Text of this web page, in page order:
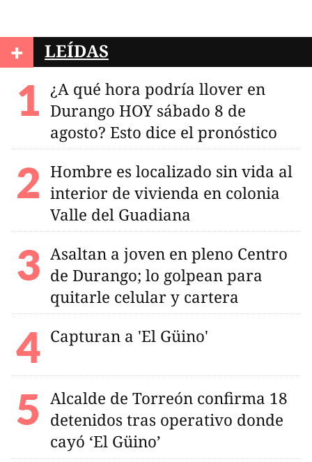
+ LEÍDAS
¿A qué hora podría llover en
Durango HOY sábado 8 de
agosto? Esto dice el pronóstico
Hombre es localizado sin vida al
interior de vivienda en colonia
Valle del Guadiana
Asaltan a joven en pleno Centro
de Durango; lo golpean para
quitarle celular y cartera
Capturan a 'El Güino'
Alcalde de Torreón confirma 18
detenidos tras operativo donde
cayó ‘El Güino’